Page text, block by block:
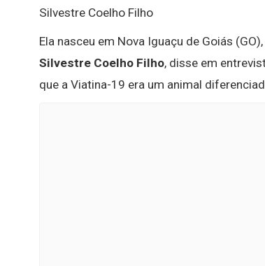
Silvestre Coelho Filho
Ela nasceu em Nova Iguaçu de Goiás
Silvestre Coelho Filho, disse em
que a Viatina-19 era um animal